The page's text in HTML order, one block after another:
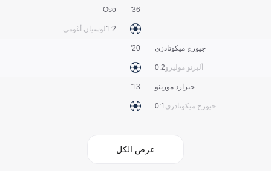
Oso
لوسيان أغومي2:1
36'
جيورج ميكوتادزي
ألبرتو موليرو2:0
20'
جيرارد مورينو
جيورج ميكوتادزي1:0
13'
عرض الكل